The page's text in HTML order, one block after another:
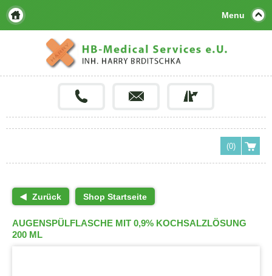
Menu
(0)
Zurück Shop Startseite
AUGENSPÜLFLASCHE MIT 0,9% KOCHSALZLÖSUNG
200 ML